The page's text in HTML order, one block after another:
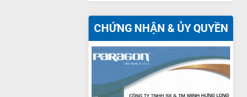
CHỨNG NHẬN & ỦY QUYỀN